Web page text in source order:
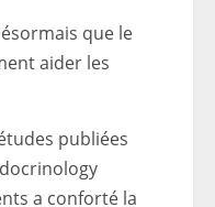
que le
aider les
publiées
a conforté la